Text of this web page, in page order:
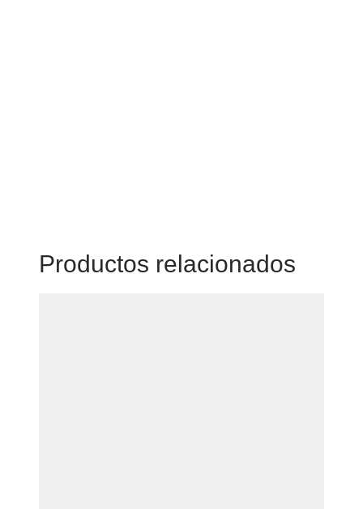
Productos relacionados